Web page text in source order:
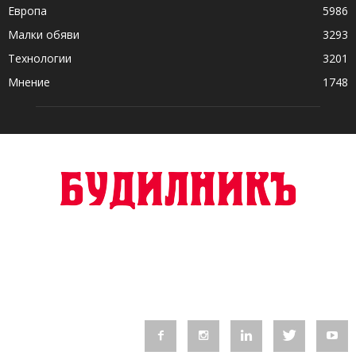
Европа
5986
Малки обяви
3293
Технологии
3201
Мнение
1748